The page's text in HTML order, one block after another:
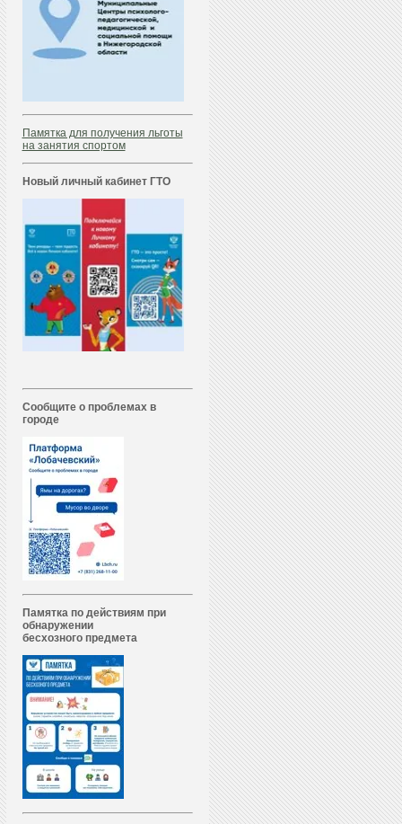
Памятка для получения льготы
на занятия спортом
Новый личный кабинет ГТО
Сообщите о проблемах в
городе
Памятка по действиям при
обнаружении
бесхозного предмета